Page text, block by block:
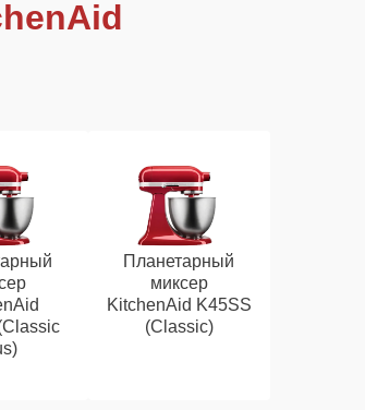
Планетарный
миксер
KitchenAid K45SS
(Classic)